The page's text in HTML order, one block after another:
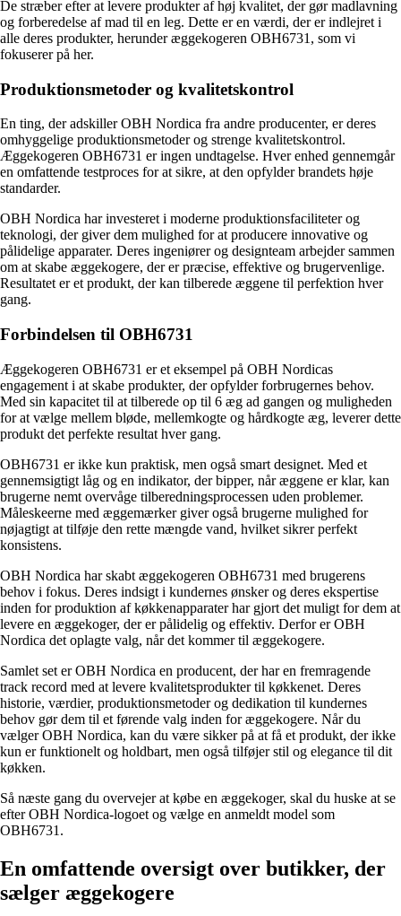
De stræber efter at levere produkter af høj kvalitet, der gør madlavning
og forberedelse af mad til en leg. Dette er en værdi, der er indlejret i
alle deres produkter, herunder æggekogeren OBH6731, som vi
fokuserer på her.
Produktionsmetoder og kvalitetskontrol
En ting, der adskiller OBH Nordica fra andre producenter, er deres
omhyggelige produktionsmetoder og strenge kvalitetskontrol.
Æggekogeren OBH6731 er ingen undtagelse. Hver enhed gennemgår
en omfattende testproces for at sikre, at den opfylder brandets høje
standarder.
OBH Nordica har investeret i moderne produktionsfaciliteter og
teknologi, der giver dem mulighed for at producere innovative og
pålidelige apparater. Deres ingeniører og designteam arbejder sammen
om at skabe æggekogere, der er præcise, effektive og brugervenlige.
Resultatet er et produkt, der kan tilberede æggene til perfektion hver
gang.
Forbindelsen til OBH6731
Æggekogeren OBH6731 er et eksempel på OBH Nordicas
engagement i at skabe produkter, der opfylder forbrugernes behov.
Med sin kapacitet til at tilberede op til 6 æg ad gangen og muligheden
for at vælge mellem bløde, mellemkogte og hårdkogte æg, leverer dette
produkt det perfekte resultat hver gang.
OBH6731 er ikke kun praktisk, men også smart designet. Med et
gennemsigtigt låg og en indikator, der bipper, når æggene er klar, kan
brugerne nemt overvåge tilberedningsprocessen uden problemer.
Måleskeerne med æggemærker giver også brugerne mulighed for
nøjagtigt at tilføje den rette mængde vand, hvilket sikrer perfekt
konsistens.
OBH Nordica har skabt æggekogeren OBH6731 med brugerens
behov i fokus. Deres indsigt i kundernes ønsker og deres ekspertise
inden for produktion af køkkenapparater har gjort det muligt for dem at
levere en æggekoger, der er pålidelig og effektiv. Derfor er OBH
Nordica det oplagte valg, når det kommer til æggekogere.
Samlet set er OBH Nordica en producent, der har en fremragende
track record med at levere kvalitetsprodukter til køkkenet. Deres
historie, værdier, produktionsmetoder og dedikation til kundernes
behov gør dem til et førende valg inden for æggekogere. Når du
vælger OBH Nordica, kan du være sikker på at få et produkt, der ikke
kun er funktionelt og holdbart, men også tilføjer stil og elegance til dit
køkken.
Så næste gang du overvejer at købe en æggekoger, skal du huske at se
efter OBH Nordica-logoet og vælge en anmeldt model som
OBH6731.
En omfattende oversigt over butikker, der
sælger æggekogere